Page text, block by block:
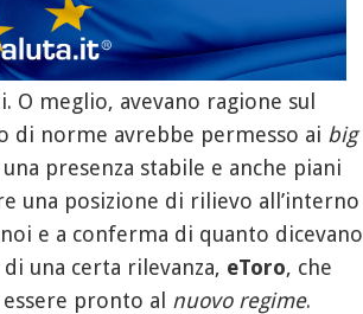
meglio, avevano ragione sul
di norme avrebbe permesso ai big
presenza stabile e anche piani
una posizione di rilievo all’interno
e a conferma di quanto dicevano
una certa rilevanza, eToro, che
pronto al nuovo regime.